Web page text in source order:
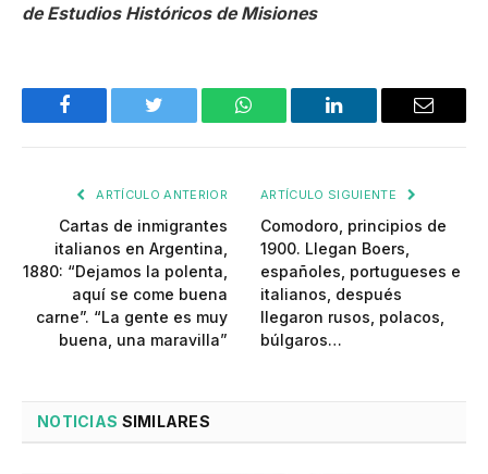
de Estudios Históricos de Misiones
Facebook Twitter WhatsApp LinkedIn Email
ARTÍCULO ANTERIOR
Cartas de inmigrantes
italianos en Argentina,
1880: “Dejamos la polenta,
aquí se come buena
carne”. “La gente es muy
buena, una maravilla”
ARTÍCULO SIGUIENTE
Comodoro, principios de
1900. Llegan Boers,
españoles, portugueses e
italianos, después
llegaron rusos, polacos,
búlgaros…
NOTICIAS SIMILARES